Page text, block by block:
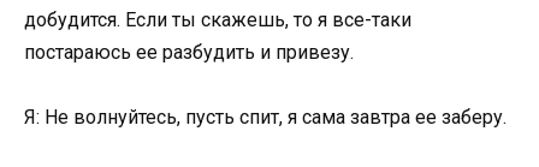
добудится. Если ты скажешь, то я все-таки
постараюсь ее разбудить и привезу.
Я: Не волнуйтесь, пусть спит, я сама завтра ее заберу.